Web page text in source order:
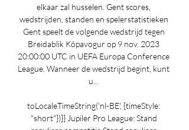
elkaar zal husselen. Gent scores,
wedstrijden, standen en spelerstatistieken
Gent speelt de volgende wedstrijd tegen
Breidablik Kópavogur op 9 nov. 2023
20:00:00 UTC in UEFA Europa Conference
League. Wanneer de wedstrijd begint, kunt
u...
toLocaleTimeString('nl-BE', {timeStyle:
"short"})}} Jupiler Pro League: Stand